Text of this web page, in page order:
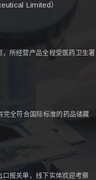
Limited）
所经营产品全程受医药卫生署
完全符合国际标准的药品储藏
报关单，线下实体欢迎考察